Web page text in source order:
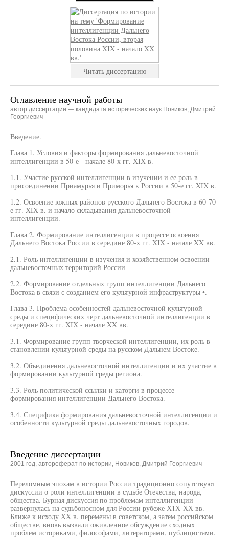
Читать диссертацию
Оглавление научной работы
автор диссертации — кандидата исторических наук Новиков, Дмитрий
Георгиевич
Введение.
Глава 1. Условия и факторы формирования дальневосточной
интеллигенции в 50-е - начале 80-х гг. XIX в.
1.1. Участие русской интеллигенции в изучении и ее роль в
присоединении Приамурья и Приморья к России в 50-е гг. XIX в.
1.2. Освоение южных районов русского Дальнего Востока в 60-70-
е гг. XIX в. и начало складывания дальневосточной
интеллигенции.
Глава 2. Формирование интеллигенции в процессе освоения
Дальнего Востока России в середине 80-х гг. XIX - начале XX вв.
2.1. Роль интеллигенции в изучения и хозяйственном освоении
дальневосточных территорий России
2.2. Формирование отдельных групп интеллигенции Дальнего
Востока в связи с созданием его культурной инфраструктуры •.
Глава 3. Проблема особенностей дальневосточной культурной
среды и специфических черт дальневосточной интеллигенции в
середине 80-х гг. XIX - начале XX вв.
3.1. Формирование групп творческой интеллигенции, их роль в
становлении культурной среды на русском Дальнем Востоке.
3.2. Объединения дальневосточной интеллигенции и их участие в
формировании культурной среды региона.
3.3. Роль политической ссылки и каторги в процессе
формирования интеллигенции Дальнего Востока.
3.4. Специфика формирования дальневосточной интеллигенции и
особенности культурной среды дальневосточных городов.
Введение диссертации
2001 год, автореферат по истории, Новиков, Дмитрий Георгиевич
Переломным эпохам в истории России традиционно сопутствуют
дискуссии о роли интеллигенции в судьбе Отечества, народа,
общества. Бурная дискуссия по проблемам интеллигенции
развернулась на судьбоносном для России рубеже Х1Х-ХХ вв.
Ближе к исходу XX в. перемены в советском, а затем российском
обществе, вновь вызвали оживленное обсуждение сходных
проблем историками, философами, литераторами, публицистами.